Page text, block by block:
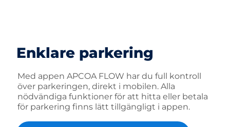
Enklare parkering
Med appen APCOA FLOW har du full kontroll
över parkeringen, direkt i mobilen. Alla
nödvändiga funktioner för att hitta eller betala
för parkering finns lätt tillgängligt i appen.